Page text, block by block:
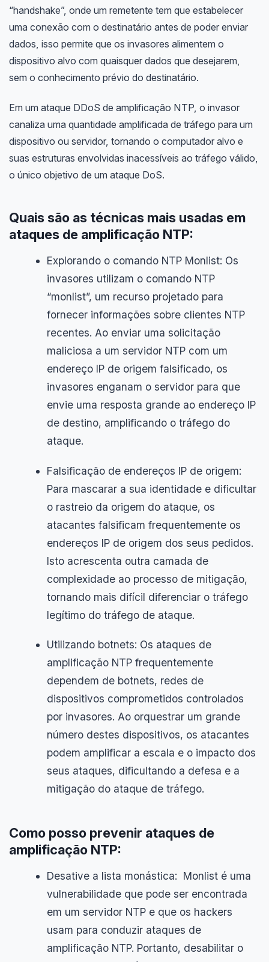
“handshake”, onde um remetente tem que estabelecer
uma conexão com o destinatário antes de poder enviar
dados, isso permite que os invasores alimentem o
dispositivo alvo com quaisquer dados que desejarem,
sem o conhecimento prévio do destinatário.
Em um ataque DDoS de amplificação NTP, o invasor
canaliza uma quantidade amplificada de tráfego para um
dispositivo ou servidor, tornando o computador alvo e
suas estruturas envolvidas inacessíveis ao tráfego válido,
o único objetivo de um ataque DoS.
Quais são as técnicas mais usadas em
ataques de amplificação NTP:
Explorando o comando NTP Monlist: Os
invasores utilizam o comando NTP
“monlist”, um recurso projetado para
fornecer informações sobre clientes NTP
recentes. Ao enviar uma solicitação
maliciosa a um servidor NTP com um
endereço IP de origem falsificado, os
invasores enganam o servidor para que
envie uma resposta grande ao endereço IP
de destino, amplificando o tráfego do
ataque.
Falsificação de endereços IP de origem:
Para mascarar a sua identidade e dificultar
o rastreio da origem do ataque, os
atacantes falsificam frequentemente os
endereços IP de origem dos seus pedidos.
Isto acrescenta outra camada de
complexidade ao processo de mitigação,
tornando mais difícil diferenciar o tráfego
legítimo do tráfego de ataque.
Utilizando botnets: Os ataques de
amplificação NTP frequentemente
dependem de botnets, redes de
dispositivos comprometidos controlados
por invasores. Ao orquestrar um grande
número destes dispositivos, os atacantes
podem amplificar a escala e o impacto dos
seus ataques, dificultando a defesa e a
mitigação do ataque de tráfego.
Como posso prevenir ataques de
amplificação NTP:
Desative a lista monástica: Monlist é uma
vulnerabilidade que pode ser encontrada
em um servidor NTP e que os hackers
usam para conduzir ataques de
amplificação NTP. Portanto, desabilitar o